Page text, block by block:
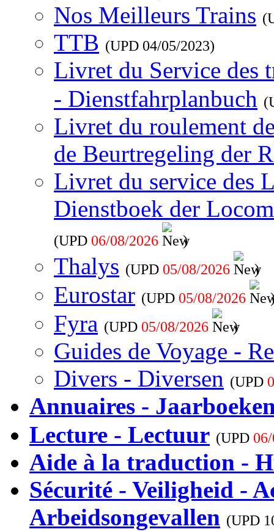
Nos Meilleurs Trains
TTB (UPD 04/05/2023)
Livret du Service des
- Dienstfahrplanbuch
Livret du roulement
de Beurtregeling der
Livret du service des
Dienstboek der
(UPD 06/08/2026 )
Thalys (UPD 05/08/2026 )
Eurostar (UPD 05/08/2026
Fyra (UPD 05/08/2026 )
Guides de Voyage -
Divers - Diversen (UPD
Annuaires -
Lecture - Lectuur (UPD
Aide à la traduction -
Sécurité - Veiligheid -
Arbeidsongevallen (UPD